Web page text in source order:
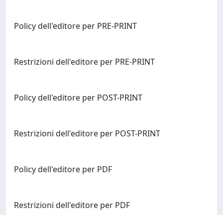
Policy dell'editore per PRE-PRINT
Restrizioni dell'editore per PRE-PRINT
Policy dell'editore per POST-PRINT
Restrizioni dell'editore per POST-PRINT
Policy dell'editore per PDF
Restrizioni dell'editore per PDF